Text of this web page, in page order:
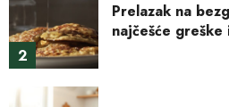
2
Prelazak na
najčešće